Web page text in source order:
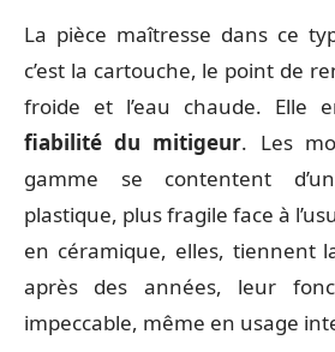
La pièce maîtresse dans ce
c’est la cartouche, le point de
froide et l’eau chaude. Elle
fiabilité du mitigeur. Les
gamme se contentent
plastique, plus fragile face à
en céramique, elles, tiennent
après des années, leur
impeccable, même en usage